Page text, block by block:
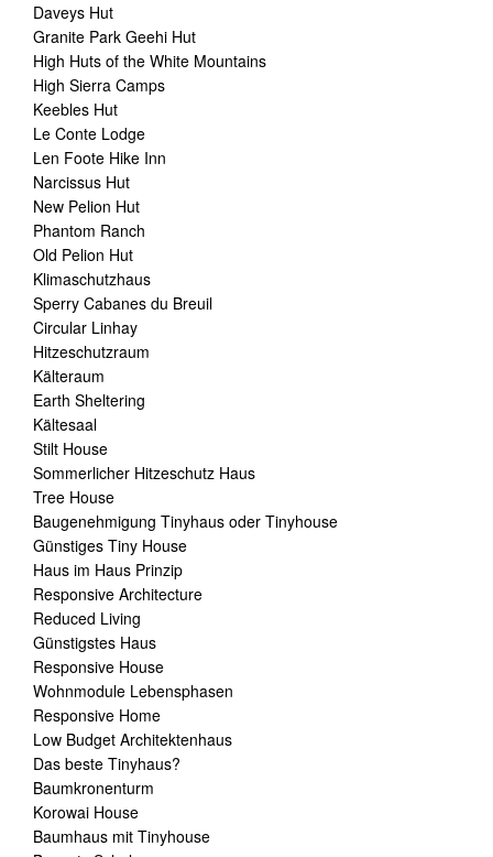
Daveys Hut
Granite Park Geehi Hut
High Huts of the White Mountains
High Sierra Camps
Keebles Hut
Le Conte Lodge
Len Foote Hike Inn
Narcissus Hut
New Pelion Hut
Phantom Ranch
Old Pelion Hut
Klimaschutzhaus
Sperry Cabanes du Breuil
Circular Linhay
Hitzeschutzraum
Kälteraum
Earth Sheltering
Kältesaal
Stilt House
Sommerlicher Hitzeschutz Haus
Tree House
Baugenehmigung Tinyhaus oder Tinyhouse
Günstiges Tiny House
Haus im Haus Prinzip
Responsive Architecture
Reduced Living
Günstigstes Haus
Responsive House
Wohnmodule Lebensphasen
Responsive Home
Low Budget Architektenhaus
Das beste Tinyhaus?
Baumkronenturm
Korowai House
Baumhaus mit Tinyhouse